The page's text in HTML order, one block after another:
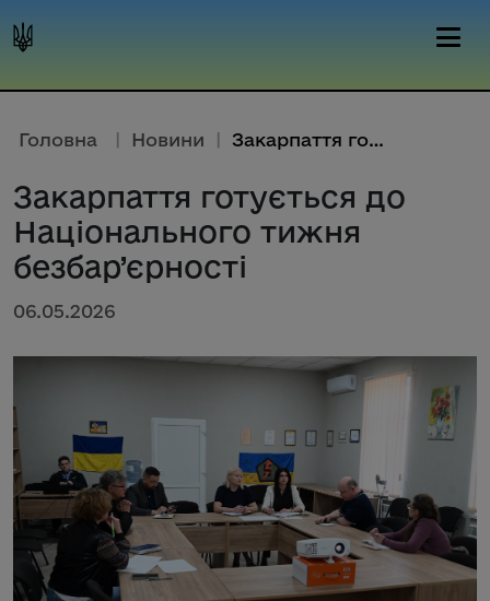
Головна | Новини | Закарпаття готується до Націон...
Закарпаття готується до
Національного тижня
безбар’єрності
06.05.2026